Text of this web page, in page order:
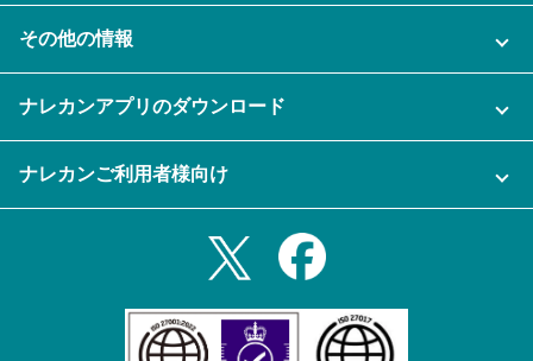
ご利用企業様の声
セキュリティ
資料をダウンロードする
メール自動転送機能
充実サポート
その他の情報
セミナー一覧
プライバシーポリシー
ナレカンアプリのダウンロード
Androidタブレットアプリ
ナレカンご利用者様向け